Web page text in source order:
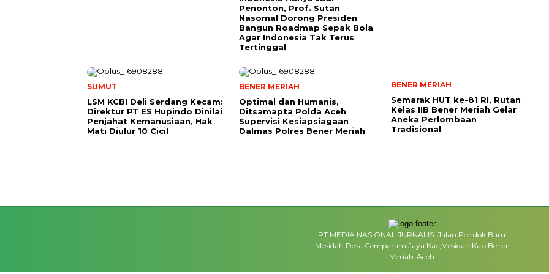
Penonton, Prof. Sutan
Nasomal Dorong Presiden
Bangun Roadmap Sepak Bola
Agar Indonesia Tak Terus
Tertinggal
SUMUT
LSM KCBI Deli Serdang Kecam:
Direktur PT ES Hupindo Dinilai
Penjahat Kemanusiaan, Hak
Mati Diulur 10 Cicil
BENER MERIAH
Optimal dan Humanis,
Ditsamapta Polda Aceh
Supervisi Kesiapsiagaan
Dalmas Polres Bener Meriah
BENER MERIAH
Semarak HUT ke-81 RI, Rutan
Kelas IIB Bener Meriah Gelar
Aneka Perlombaan
Tradisional
PT MEDIA NASIONAL JURNALIS: Jalan Pondok Baru
Mesidah Desa Cemparam Jaya Kac,Mesidah,Kab,Bener
Meriah-Aceh